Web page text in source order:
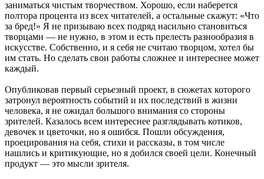
заниматься чистым творчеством. Хорошо, если наберется
полтора процента из всех читателей, а остальные скажут: «Что
за бред!» Я не призываю всех подряд насильно становиться
творцами — не нужно, в этом и есть прелесть разнообразия в
искусстве. Собственно, и я себя не считаю творцом, хотел бы
им стать. Но сделать свои работы сложнее и интереснее может
каждый.
Опубликовав первый серьезный проект, в сюжетах которого
затронул вероятность событий и их последствий в жизни
человека, я не ожидал большого внимания со стороны
зрителей. Казалось всем интереснее разглядывать котиков,
девочек и цветочки, но я ошибся. Пошли обсуждения,
проецирования на себя, стихи и рассказы, в том числе
нашлись и критикующие, но я добился своей цели. Конечный
продукт — это мысли зрителя.